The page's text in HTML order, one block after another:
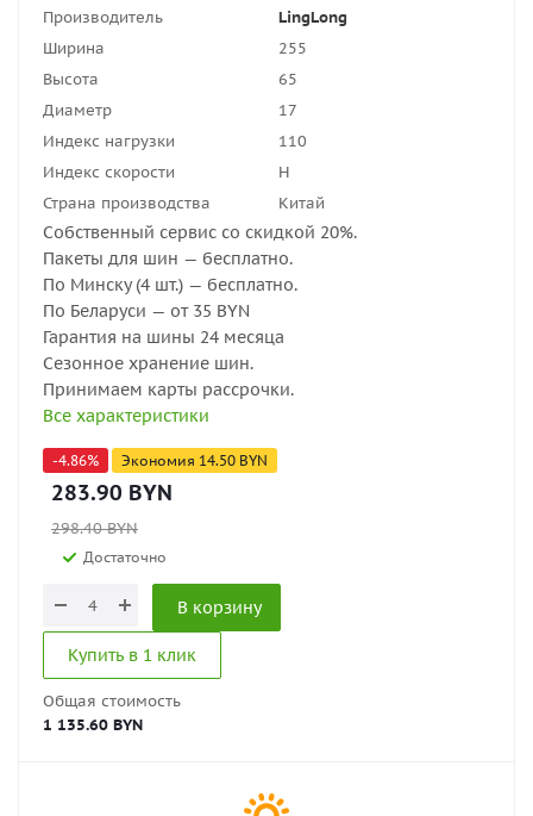
Производитель
LingLong
Ширина
255
Высота
65
Диаметр
17
Индекс нагрузки
110
Индекс скорости
H
Страна производства
Китай
Собственный сервис со скидкой 20%.
Пакеты для шин — бесплатно.
По Минску (4 шт.) — бесплатно.
По Беларуси — от 35 BYN
Гарантия на шины 24 месяца
Сезонное хранение шин.
Принимаем карты рассрочки.
Все характеристики
-4.86% Экономия 14.50 BYN
283.90 BYN
298.40BYN
Достаточно
В корзину
Купить в 1 клик
Общая стоимость
1 135.60 BYN